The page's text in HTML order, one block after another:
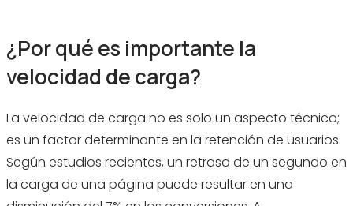
Conclusión
Llamado a la acción
¿Por qué es importante la
velocidad de carga?
La velocidad de carga no es solo un aspecto técnico;
es un factor determinante en la retención de usuarios.
Según estudios recientes, un retraso de un segundo en
la carga de una página puede resultar en una